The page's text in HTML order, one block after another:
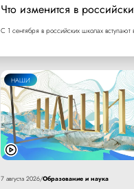
Что изменится в
С 1 сентября в российских школах
НАШИ
7 августа 2026/Образование и наука